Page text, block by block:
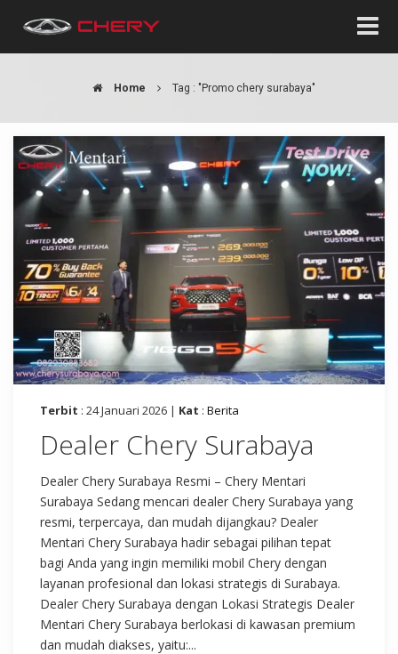
Home Tag : "Promo chery surabaya"
Terbit : 24 Januari 2026 | Kat : Berita
Dealer Chery Surabaya
Dealer Chery Surabaya Resmi – Chery Mentari
Surabaya Sedang mencari dealer Chery Surabaya yang
resmi, terpercaya, dan mudah dijangkau? Dealer
Mentari Chery Surabaya hadir sebagai pilihan tepat
bagi Anda yang ingin memiliki mobil Chery dengan
layanan profesional dan lokasi strategis di Surabaya.
Dealer Chery Surabaya dengan Lokasi Strategis Dealer
Mentari Chery Surabaya berlokasi di kawasan premium
dan mudah diakses, yaitu:...